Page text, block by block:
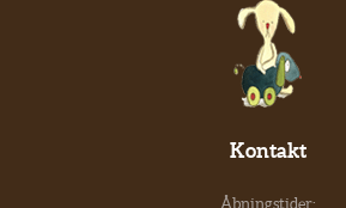
Kontakt
Åbningstider: